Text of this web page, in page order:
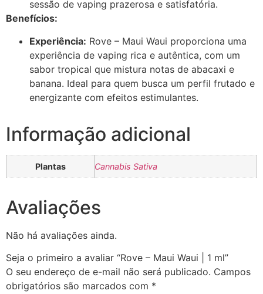
sessão de vaping prazerosa e satisfatória.
Benefícios:
Experiência: Rove – Maui Waui proporciona uma
experiência de vaping rica e autêntica, com um
sabor tropical que mistura notas de abacaxi e
banana. Ideal para quem busca um perfil frutado e
energizante com efeitos estimulantes.
Informação adicional
Plantas Cannabis Sativa
Avaliações
Não há avaliações ainda.
Seja o primeiro a avaliar “Rove – Maui Waui | 1 ml”
O seu endereço de e-mail não será publicado. Campos
obrigatórios são marcados com *